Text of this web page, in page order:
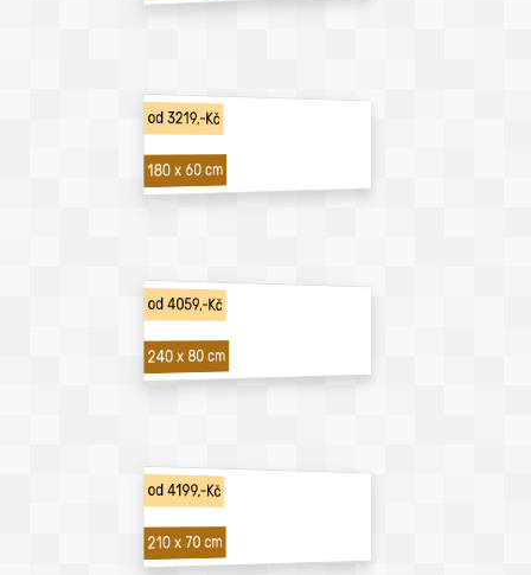
od 3219,-Kč
180 x 60 cm
od 4059,-Kč
240 x 80 cm
od 4199,-Kč
210 x 70 cm